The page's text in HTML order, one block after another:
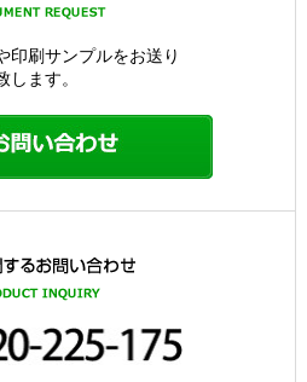
印刷サンプルをお送り
します。